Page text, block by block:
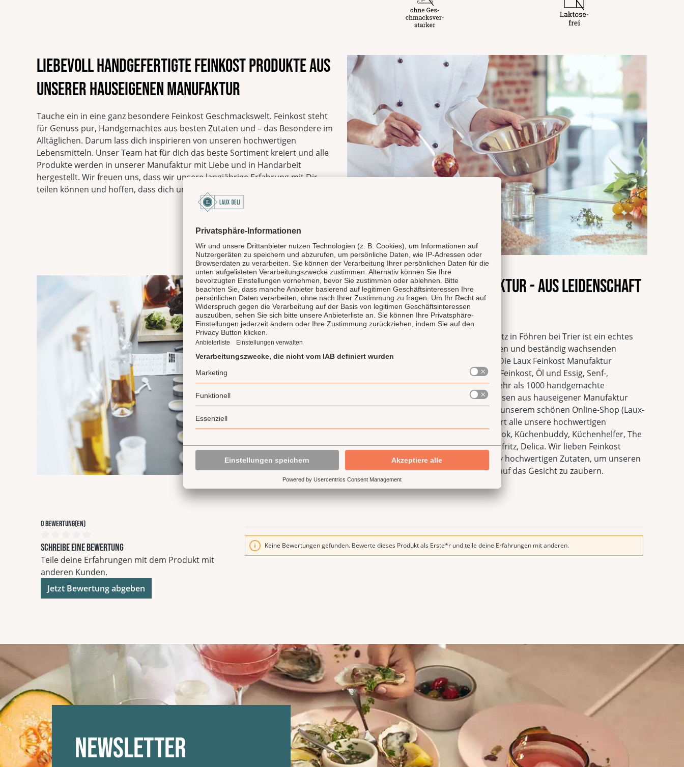
Spurenhinweis für Allergiker
Kann Spuren von Milch und Sesam enthalten.
Verantwortlicher Lebensmittelunternehmer
54343 Föhren
Deutschland
EAN
Vegetarisch
Ohne Knoblauch
Sojafrei
Ohne Geschmacksverstärker
Mit natürlicher Süße
Laktosefrei
Liebevoll handgefertigte Feinkost Produkte aus
unserer hauseigenen Manufaktur
Tauche ein in eine ganz besondere Feinkost Geschmackswelt. Feinkost steht
für Genuss pur, Handgemachtes aus besten Zutaten und – das Besondere im
Alltäglichen. Darum lass dich inspirieren von unseren hochwertigen
Lebensmitteln. Unser Team hat für dich das beste Sortiment kreiert und alle
Produkte werden in unserer Manufaktur mit Liebe und in Handarbeit
hergestellt. Wir freuen uns, dass wir unsere langjährige Erfahrung mit Dir
teilen können und hoffen, dass dich unsere Produkte überzeugen.
Die LAUX Feinkost Manufaktur - Aus Leidenschaft
für Genuss und Qualität
Unsere LAUX Feinkost Manufaktur mit Sitz in Föhren bei Trier ist ein echtes
Highlight und gehört zu den innovativsten und beständig wachsenden
Feinkostmanufakturen in Deutschland. Die Laux Feinkost Manufaktur
produziert handgemachte hochwertige Feinkost, Öl und Essig, Senf-,
Gewürzmischungen und Spirituosen. Mehr als 1000 handgemachte
Delikatessen und preisgekrönte Spirituosen aus hauseigener Manufaktur
werden hier mit Liebe zubereitet und in unserem schönen Online-Shop (Laux-
Deli) vertrieben. Der LAUX Deli Shop führt alle unsere hochwertigen
Eigenmarken, wie die Rittergut Valenbrook, Küchenbuddy, Küchenhelfer, The
Deli Garage, Bellezini, Lapp&Fao, Saucenfritz, Delica. Wir lieben Feinkost
Produkte und arbeiten nur mit qualitativ hochwertigen Zutaten, um unseren
Kunden mit jedem Produkt ein Lächeln auf das Gesicht zu zaubern.
0 Bewertung(en)
Durchschnittliche Bewertung von 0 von 5 Sternen
Schreibe eine Bewertung
Teile deine Erfahrungen mit dem Produkt mit
anderen Kunden.
Jetzt Bewertung abgeben
Keine Bewertungen gefunden. Bewerte dieses Produkt als Erste*r und teile deine Erfahrungen mit anderen.
Newsletter